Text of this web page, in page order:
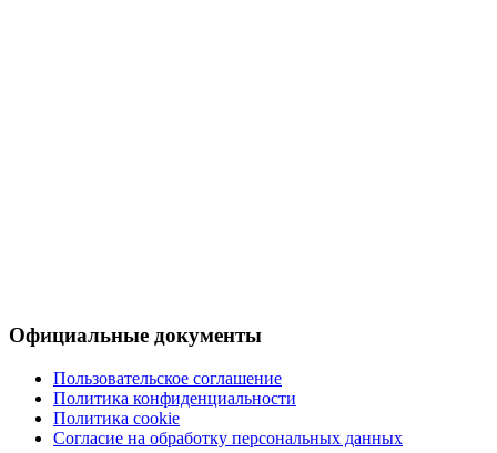
Официальные документы
Пользовательское соглашение
Политика конфиденциальности
Политика cookie
Согласие на обработку персональных данных